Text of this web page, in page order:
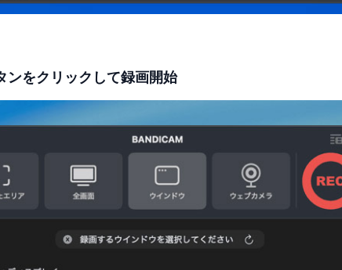
ンをクリックして録画開始